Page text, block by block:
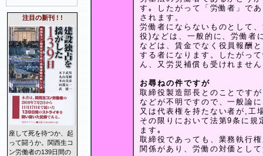
注目の新刊 ! !
座して死を待つか、起
って闘うか。関西生コ
ン労働者の139日間の
す｡ したがって「労働者」で
されます。
労働者にならないものとして
役)などは、一般的に、労働者
などは、賃金でなく役員報酬
する者になります。したがっ
ん、又労災補償も受けれませ
お尋ねの件ですが
取締役製造部長とのことです
などが不明ですので、一般論
又は代表権を持たない者が,工
その限りにおいて法第9条に
ます｡
取締役であっても、業務執行
関係があり、労働の対価とし